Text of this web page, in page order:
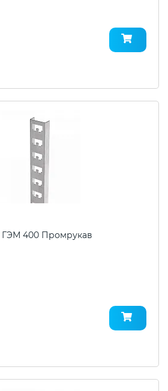
ГЭМ 400 Промрукав